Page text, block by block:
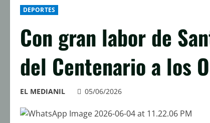
DEPORTES
Con gran labor de
del Centenario a los
EL MEDIANIL 05/06/2026